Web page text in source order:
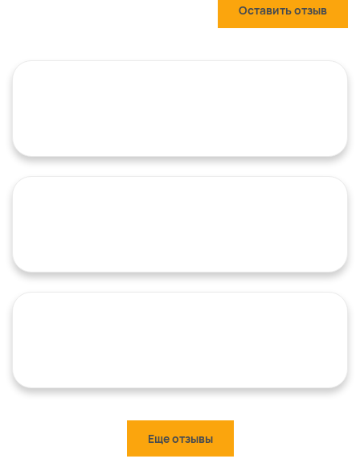
Оставить отзыв
Еще отзывы